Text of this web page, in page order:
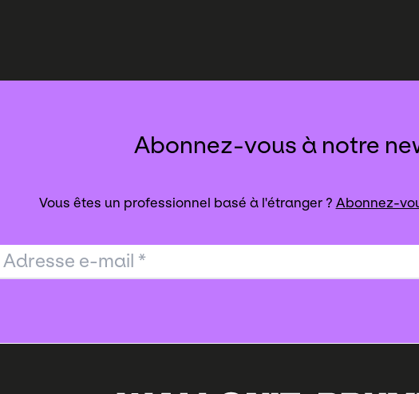
Abonnez-vous à notre
Vous êtes un professionnel basé à l'étranger ? Abonnez-
Adresse e-mail *